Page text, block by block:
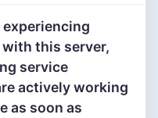
this server,
service
actively working
as soon as